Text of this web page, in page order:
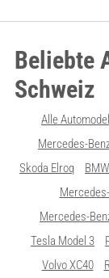
Beliebte
Schweiz
Alle
Mercedes-
Skoda Elroq
Mercedes-
Tesla Model 3
Volvo XC40